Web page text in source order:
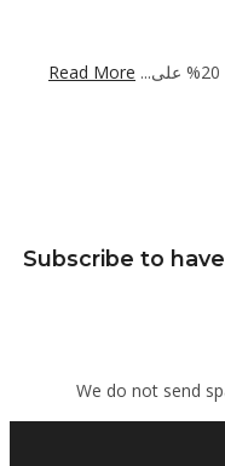
Read More
Subscribe to
We do not send